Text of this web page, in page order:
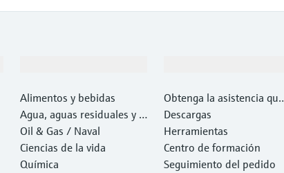
Alimentos y bebidas
Agua, aguas residuales y r
esiduos
Oil & Gas / Naval
Ciencias de la vida
Química
Obtenga la asistencia que
necesita con rapidez
Descargas
Herramientas
Centro de formación
Seguimiento del pedido